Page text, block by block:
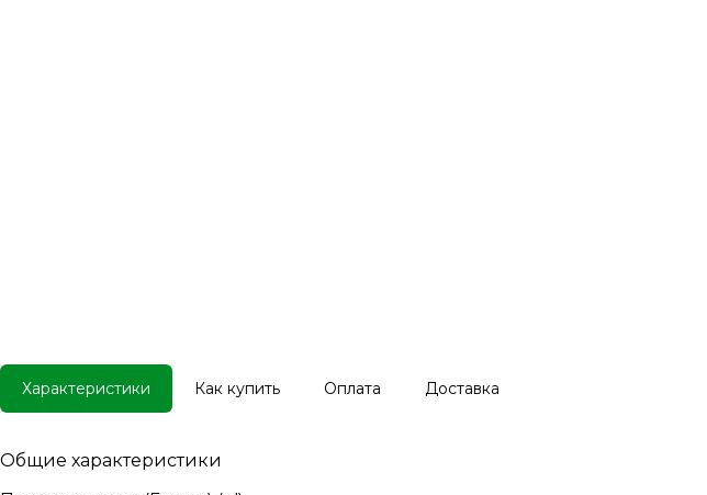
Характеристики Как купить Оплата Доставка
Общие характеристики